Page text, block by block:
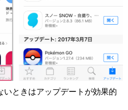
いときはアップデートが効果的